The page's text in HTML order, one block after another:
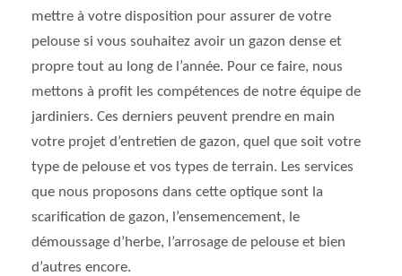
mettre à votre disposition pour assurer de votre
pelouse si vous souhaitez avoir un gazon dense et
propre tout au long de l’année. Pour ce faire, nous
mettons à profit les compétences de notre équipe de
jardiniers. Ces derniers peuvent prendre en main
votre projet d’entretien de gazon, quel que soit votre
type de pelouse et vos types de terrain. Les services
que nous proposons dans cette optique sont la
scarification de gazon, l’ensemencement, le
démoussage d’herbe, l’arrosage de pelouse et bien
d’autres encore.